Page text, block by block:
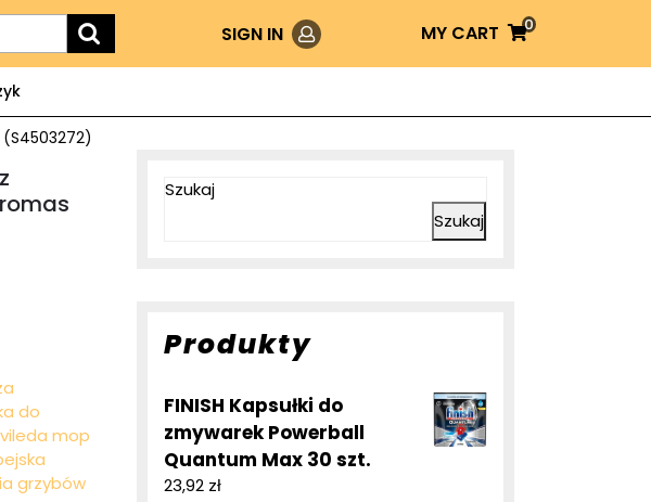
SIGN IN Login MY CART
MY
0
(S4503272)
do
vileda mop
grzybów
Szukaj
Szukaj
Produkty
FINISH Kapsułki do
zmywarek Powerball
Quantum Max 30 szt.
23,92 zł